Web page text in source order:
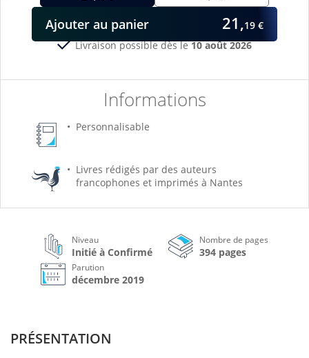
Informations
Livraison possible dès le10 août 2026
Personnalisable
Livres rédigés par des auteurs
francophones et imprimés à Nantes
Ajouter au panier 21,19 €
Niveau
Initié à Confirmé
Nombre de pages
394 pages
Parution
décembre 2019
PRÉSENTATION